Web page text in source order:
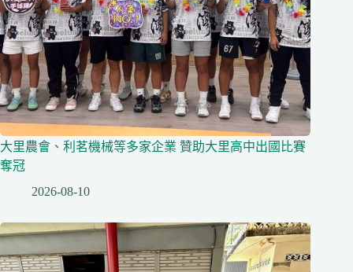
大里農會、利茗機械等多家企業 贊助大里高中出國比賽
奪冠
2026-08-10